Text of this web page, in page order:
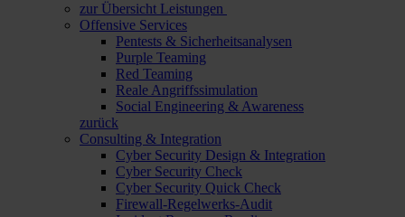
zur Übersicht Leistungen
Offensive Services
Pentests & Sicherheitsanalysen
Purple Teaming
Red Teaming
Reale Angriffssimulation
Social Engineering & Awareness
zurück
Consulting & Integration
Cyber Security Design & Integration
Cyber Security Check
Cyber Security Quick Check
Firewall-Regelwerks-Audit